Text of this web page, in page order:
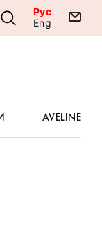
Рус
Eng
AVELINE